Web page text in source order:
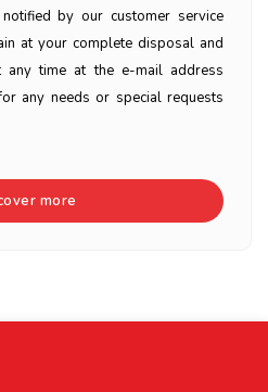
by our customer service
at your complete disposal and
any time at the e-mail address
any needs or special requests
more